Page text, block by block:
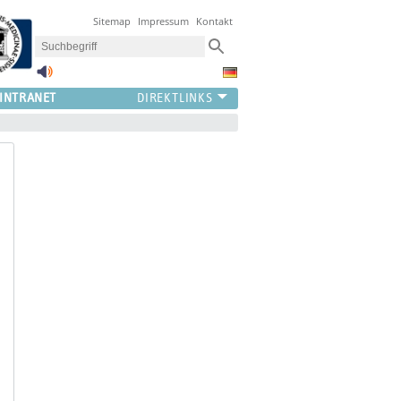
Sitemap Impressum Kontakt
INTRANET